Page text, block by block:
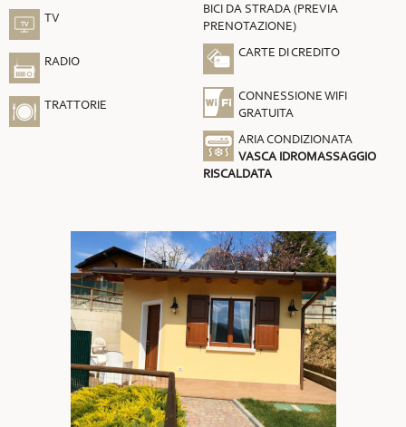
TV
RADIO
TRATTORIE
BICI DA STRADA (PREVIA
PRENOTAZIONE)
CARTE DI CREDITO
CONNESSIONE WIFI
GRATUITA
ARIA CONDIZIONATA
VASCA IDROMASSAGGIO
RISCALDATA